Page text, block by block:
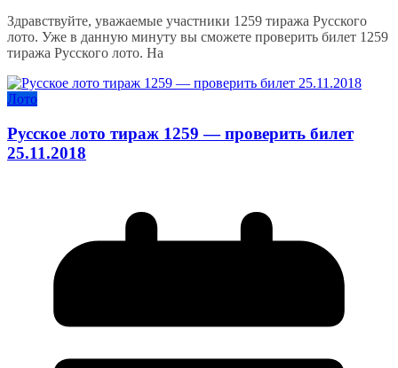
Здравствуйте, уважаемые участники 1259 тиража Русского
лото. Уже в данную минуту вы сможете проверить билет 1259
тиража Русского лото. На
Лото
Русское лото тираж 1259 — проверить билет
25.11.2018